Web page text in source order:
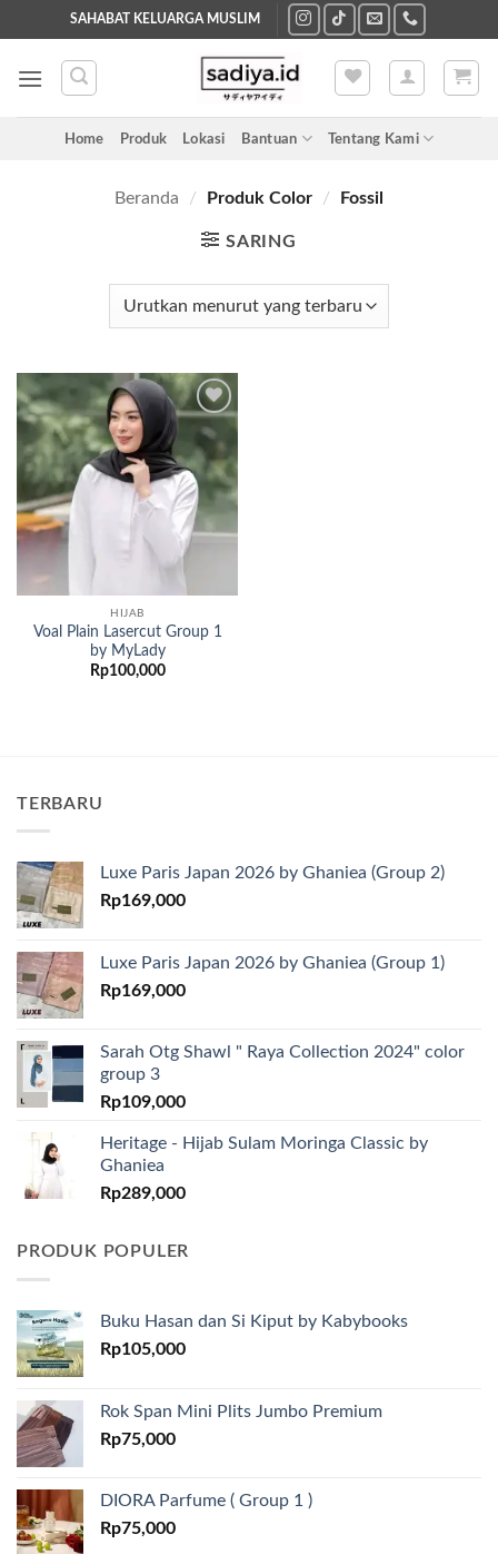
to
content
SAHABAT KELUARGA MUSLIM
Home Produk Lokasi Bantuan Tentang Kami
Beranda / Produk Color / Fossil
SARING
Add to
wishlist
HIJAB
Voal Plain Lasercut Group 1
by MyLady
Rp100,000
TERBARU
Luxe Paris Japan 2026 by Ghaniea (Group 2)
Rp169,000
Luxe Paris Japan 2026 by Ghaniea (Group 1)
Rp169,000
Sarah Otg Shawl " Raya Collection 2024" color
group 3
Rp109,000
Heritage - Hijab Sulam Moringa Classic by
Ghaniea
Rp289,000
PRODUK POPULER
Buku Hasan dan Si Kiput by Kabybooks
Rp105,000
Rok Span Mini Plits Jumbo Premium
Rp75,000
DIORA Parfume ( Group 1 )
Rp75,000